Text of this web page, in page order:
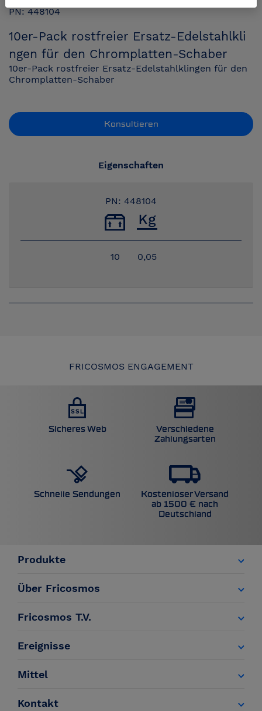
PN: 448104
10er-Pack rostfreier Ersatz-Edelstahlkli
ngen für den Chromplatten-Schaber
10er-Pack rostfreier Ersatz-Edelstahlklingen für den
Chromplatten-Schaber
Konsultieren
Eigenschaften
PN: 448104
10 0,05
FRICOSMOS ENGAGEMENT
Sicheres Web
Verschiedene
Zahlungsarten
Schnelle Sendungen
Kostenloser Versand
ab 1500 € nach
Deutschland
Produkte
Über Fricosmos
Fricosmos T.V.
Ereignisse
Mittel
Kontakt